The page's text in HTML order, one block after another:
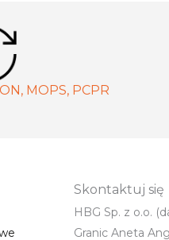
MOPS, PCPR
Skontaktuj się
HBG Sp. z o.o.
Granic Aneta